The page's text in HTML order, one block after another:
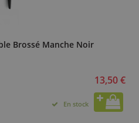
Brossé Manche Noir
13,50 €
En stock